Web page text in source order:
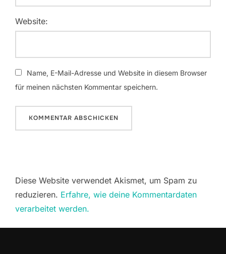
Website:
Name, E-Mail-Adresse und Website in diesem Browser
für meinen nächsten Kommentar speichern.
Diese Website verwendet Akismet, um Spam zu
reduzieren. Erfahre, wie deine Kommentardaten
verarbeitet werden.